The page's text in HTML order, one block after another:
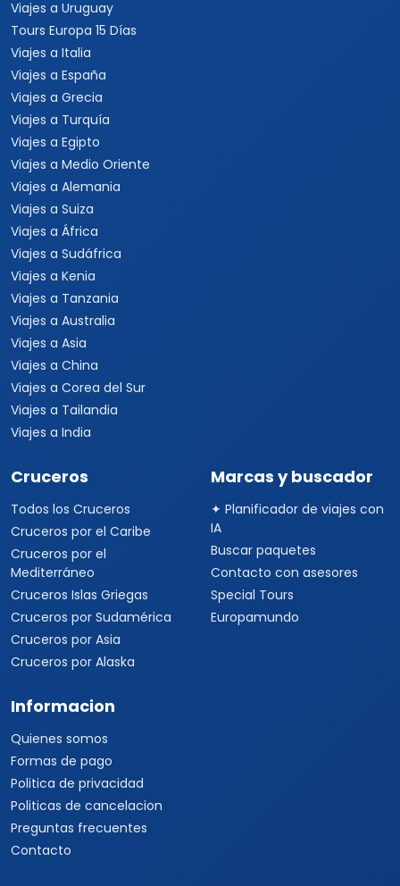
Viajes a Uruguay
Tours Europa 15 Días
Viajes a Italia
Viajes a España
Viajes a Grecia
Viajes a Turquía
Viajes a Egipto
Viajes a Medio Oriente
Viajes a Alemania
Viajes a Suiza
Viajes a África
Viajes a Sudáfrica
Viajes a Kenia
Viajes a Tanzania
Viajes a Australia
Viajes a Asia
Viajes a China
Viajes a Corea del Sur
Viajes a Tailandia
Viajes a India
Cruceros
Todos los Cruceros
Cruceros por el Caribe
Cruceros por el
Mediterráneo
Cruceros Islas Griegas
Cruceros por Sudamérica
Cruceros por Asia
Cruceros por Alaska
Marcas y buscador
✦ Planificador de viajes con
IA
Buscar paquetes
Contacto con asesores
Special Tours
Europamundo
Informacion
Quienes somos
Formas de pago
Politica de privacidad
Politicas de cancelacion
Preguntas frecuentes
Contacto